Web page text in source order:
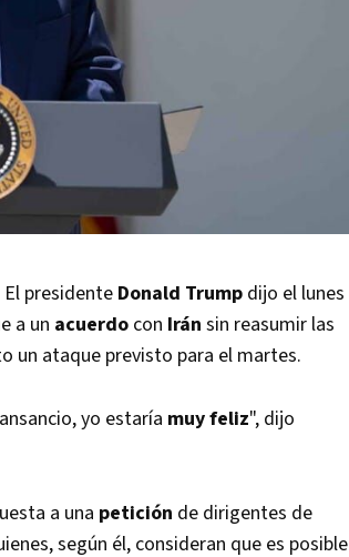
El presidente Donald Trump dijo el lunes
a un acuerdo con Irán sin reasumir las
un ataque previsto para el martes.
yo estaría muy feliz", dijo
a una petición de dirigentes de
según él, consideran que es posible